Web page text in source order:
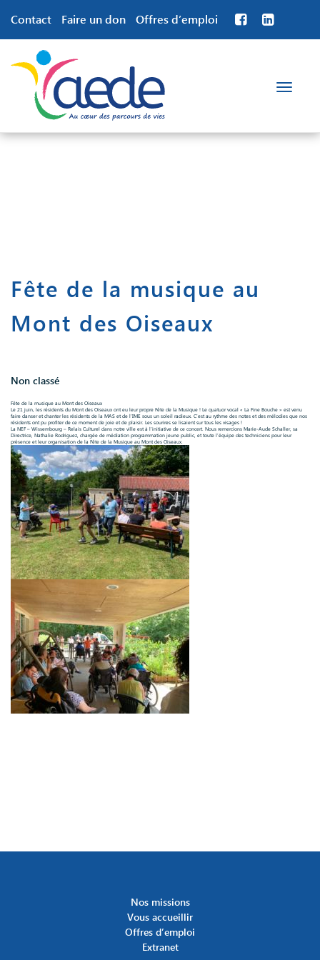
Contact Faire un don Offres d’emploi
Toggle
Fête de la musique au
Mont des Oiseaux
Non classé
Fête de la musique au Mont des Oiseaux
Le 21 juin, les résidents du Mont des Oiseaux ont eu leur propre Fête de la Musique ! Le quatuor vocal « La Fine Bouche » est venu
faire danser et chanter les résidents de la MAS et de l’IME sous un soleil radieux. C’est au rythme des notes et des mélodies que nos
résidents ont pu profiter de ce moment de joie et de plaisir. Les sourires se lisaient sur tous les visages !
La NEF – Wissembourg – Relais Culturel dans notre ville est à l’initiative de ce concert. Nous remercions Marie-Aude Schaller, sa
Directrice, Nathalie Rodriguez, chargée de médiation programmation jeune public, et toute l’équipe des techniciens pour leur
présence et leur organisation de la Fête de la Musique au Mont des Oiseaux.
Nos missions
Vous accueillir
Offres d’emploi
Extranet